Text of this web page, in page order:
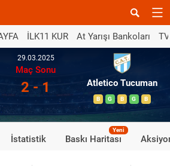
İLK11 KUR At Yarışı Bankoları
29.03.2025
Maç Sonu
2 - 1 Atletico Tucuman
B G B G B
İstatistik Baskı Haritası
Yeni